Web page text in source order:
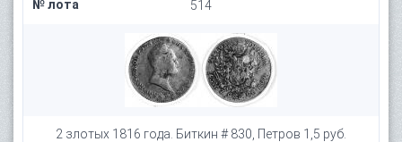
№ лота 514
2 злотых 1816 года. Биткин # 830, Петров 1,5 руб.